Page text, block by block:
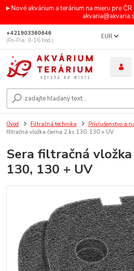
►Nové akvárium a terárium na mieru pre
EUR
+421903360646
(Po-Pia, 8-16 hod.)
Úvod Filtračná technika Príslušenstvo a
filtračná vložka čierna 2 ks 130, 130 + UV
Sera filtračná
130, 130 + UV